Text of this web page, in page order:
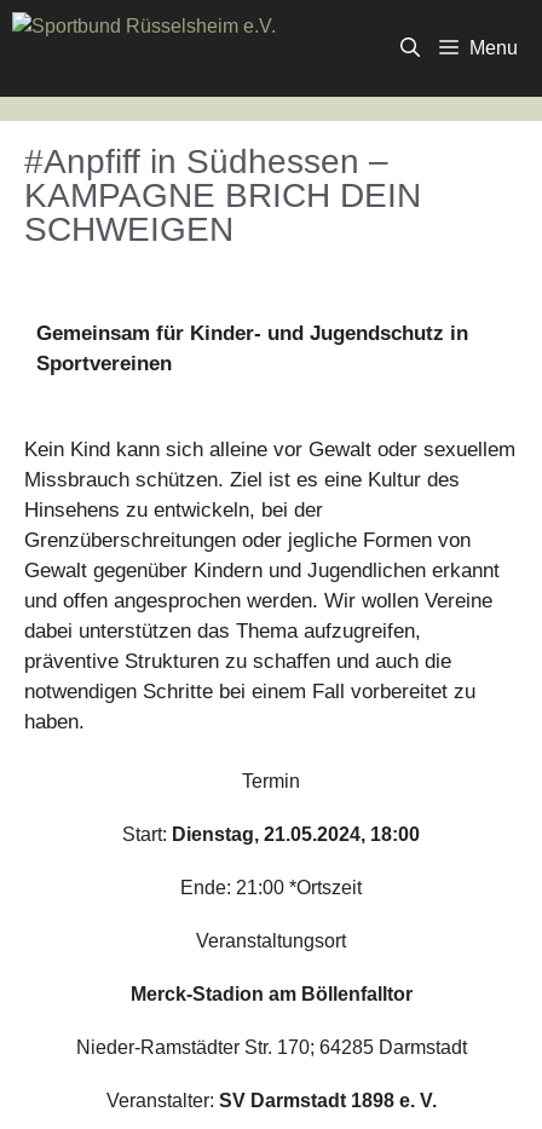
Zum
Inhalt
Menu
#Anpfiff in Südhessen –
KAMPAGNE BRICH DEIN
SCHWEIGEN
Gemeinsam für Kinder- und Jugendschutz in
Sportvereinen
Kein Kind kann sich alleine vor Gewalt oder sexuellem
Missbrauch schützen. Ziel ist es eine Kultur des
Hinsehens zu entwickeln, bei der
Grenzüberschreitungen oder jegliche Formen von
Gewalt gegenüber Kindern und Jugendlichen erkannt
und offen angesprochen werden. Wir wollen Vereine
dabei unterstützen das Thema aufzugreifen,
präventive Strukturen zu schaffen und auch die
notwendigen Schritte bei einem Fall vorbereitet zu
haben.
Termin
Start: Dienstag, 21.05.2024, 18:00
Ende: 21:00 *Ortszeit
Veranstaltungsort
Merck-Stadion am Böllenfalltor
Nieder-Ramstädter Str. 170; 64285 Darmstadt
Veranstalter: SV Darmstadt 1898 e. V.